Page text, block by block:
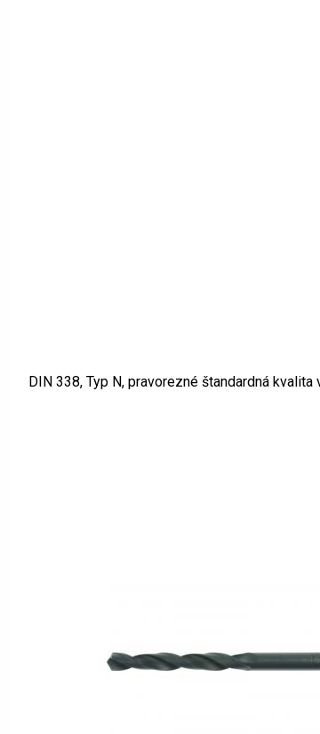
DIN 338, Typ N, pravorezné štandardná